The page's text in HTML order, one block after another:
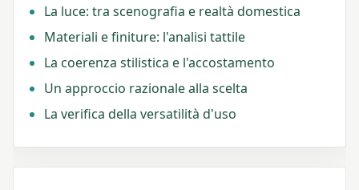
La luce: tra scenografia e realtà domestica
Materiali e finiture: l'analisi tattile
La coerenza stilistica e l'accostamento
Un approccio razionale alla scelta
La verifica della versatilità d'uso